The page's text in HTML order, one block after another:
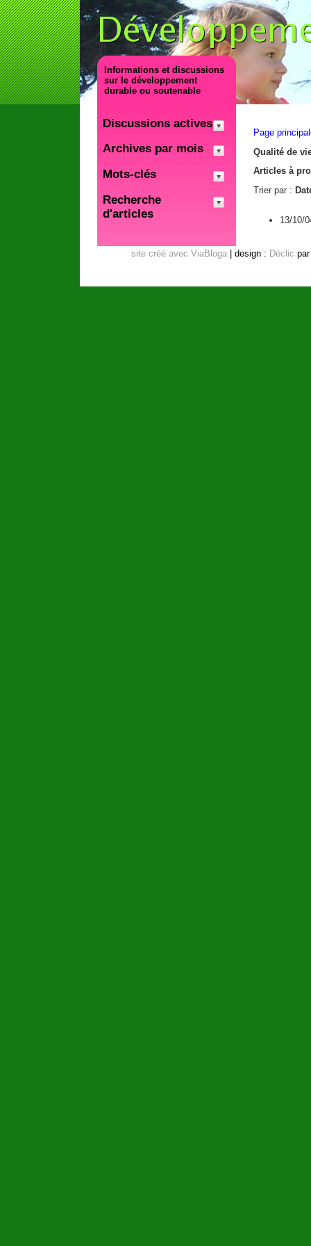
Informations et discussions
sur le développement
durable ou soutenable
Page
Qualité de
Articles à
Trier par :
13/10/
Discussions actives
Archives par mois
Mots-clés
Recherche
d'articles
site créé avec ViaBloga | design : Déclic